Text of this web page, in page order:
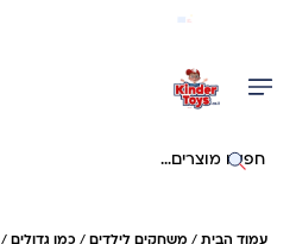
חיפוש באתר
עמוד הבית / משחקים לילדים / כמו גדולים /